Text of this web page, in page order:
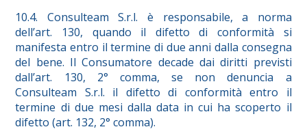
10.4. Consulteam S.r.l. è responsabile, a norma
dell’art. 130, quando il difetto di conformità si
manifesta entro il termine di due anni dalla consegna
del bene. Il Consumatore decade dai diritti previsti
dall’art. 130, 2° comma, se non denuncia a
Consulteam S.r.l. il difetto di conformità entro il
termine di due mesi dalla data in cui ha scoperto il
difetto (art. 132, 2° comma).